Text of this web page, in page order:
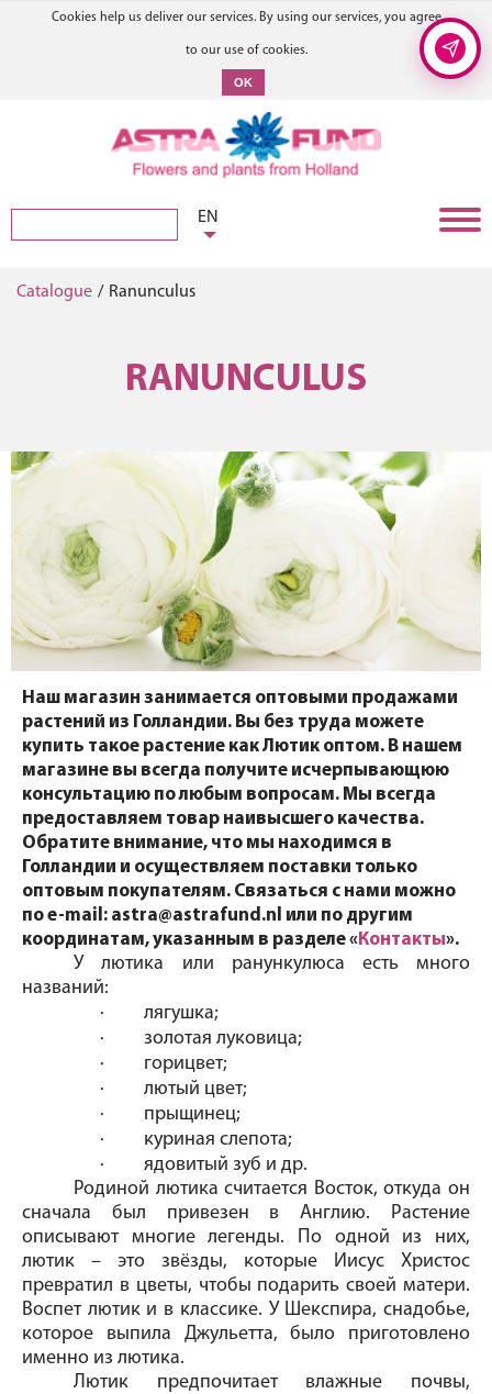
Cookies help us deliver our services. By using our services, you agree
to our use of cookies.
OK
EN
Catalogue / Ranunculus
RANUNCULUS
Наш магазин занимается оптовыми продажами
растений из Голландии. Вы без труда можете
купить такое растение как Лютик оптом. В нашем
магазине вы всегда получите исчерпывающюю
консультацию по любым вопросам. Мы всегда
предоставляем товар наивысшего качества.
Обратите внимание, что мы находимся в
Голландии и осуществляем поставки только
оптовым покупателям. Связаться с нами можно
по e-mail: astra@astrafund.nl или по другим
координатам, указанным в разделе «Контакты».
У лютика или ранункулюса есть много
названий:
·
лягушка;
·
золотая луковица;
·
горицвет;
·
лютый цвет;
·
прыщинец;
·
куриная слепота;
·
ядовитый зуб и др.
Родиной лютика считается Восток, откуда он
сначала был привезен в Англию. Растение
описывают многие легенды. По одной из них,
лютик – это звёзды, которые Иисус Христос
превратил в цветы, чтобы подарить своей матери.
Воспет лютик и в классике. У Шекспира, снадобье,
которое выпила Джульетта, было приготовлено
именно из лютика.
Лютик предпочитает влажные почвы,